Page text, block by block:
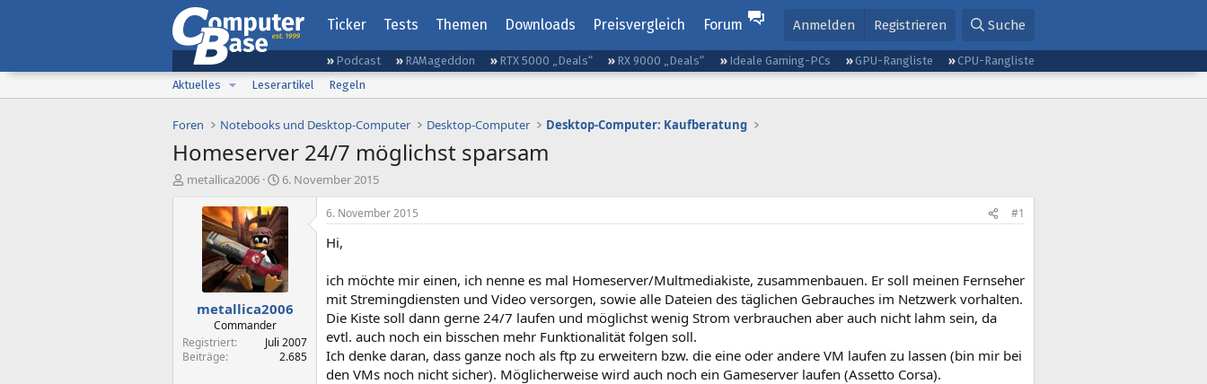
Ticker Tests Themen Downloads Preisvergleich Forum Anmelden Registrieren Suche
Podcast RAMageddon RTX 5000 „Deals“ RX 9000 „Deals“ Ideale Gaming-PCs GPU-Rangliste
CPU-Rangliste
Aktuelles
Leserartikel Regeln
Foren Notebooks und Desktop-Computer Desktop-Computer Desktop-Computer: Kaufberatung
Homeserver 24/7 möglichst sparsam
E
metallica2006
E
s
t
e
l
l
t
a
6. November 2015
metallica2006
Commander
Registriert
Juli 2007
Beiträge
2.685
6. November 2015 #1
Hi,
ich möchte mir einen, ich nenne es mal Homeserver/Multmediakiste, zusammenbauen. Er soll meinen Fernseher
mit Stremingdiensten und Video versorgen, sowie alle Dateien des täglichen Gebrauches im Netzwerk vorhalten.
Die Kiste soll dann gerne 24/7 laufen und möglichst wenig Strom verbrauchen aber auch nicht lahm sein, da
evtl. auch noch ein bisschen mehr Funktionalität folgen soll.
Ich denke daran, dass ganze noch als ftp zu erweitern bzw. die eine oder andere VM laufen zu lassen (bin mir bei
den VMs noch nicht sicher). Möglicherweise wird auch noch ein Gameserver laufen (Assetto Corsa).